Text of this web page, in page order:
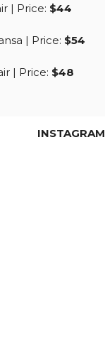
| Price: $44
| Price: $54
| Price: $48
INSTAGRAM